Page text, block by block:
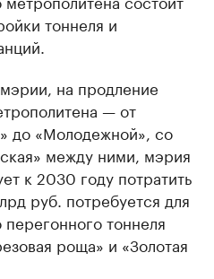
тоннеля и
на продление
— от
до «Молодежной», со
между ними, мэрия
к 2030 году потратить
руб. потребуется для
перегонного тоннеля
роща» и «Золотая